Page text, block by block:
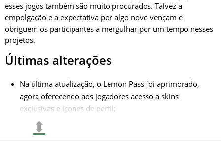
esses jogos também são muito procurados. Talvez a
empolgação e a expectativa por algo novo vençam e
obriguem os participantes a mergulhar por um tempo nesses
projetos.
Últimas alterações
Na última atualização, o Lemon Pass foi aprimorado,
agora oferecendo aos jogadores acesso a skins
exclusivas e ícones de perfil;
Foram introduzidas melhorias nos níveis de fama e
maestria, permitindo que os jogadores mostrem suas
⬍